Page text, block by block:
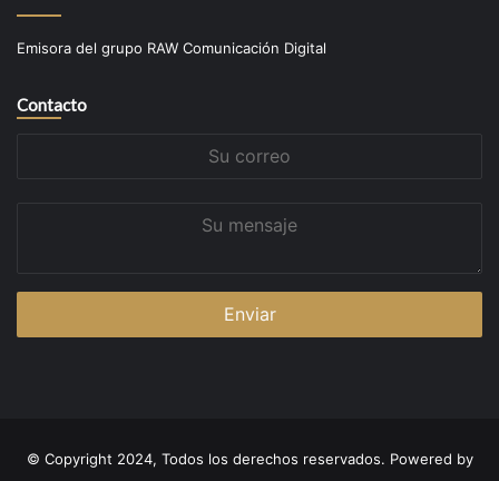
Emisora del grupo RAW Comunicación Digital
Contacto
© Copyright 2024, Todos los derechos reservados. Powered by